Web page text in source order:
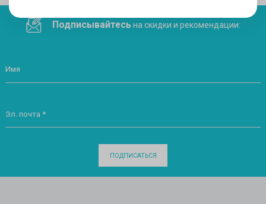
Подписывайтесьна скидки и рекомендации:
Имя
Эл. почта *
ПОДПИСАТЬСЯ